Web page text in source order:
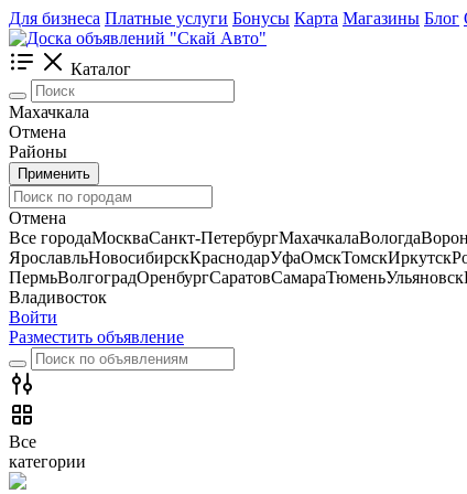
Для бизнеса Платные услуги Бонусы Карта Магазины Блог
Каталог
Махачкала
Отмена
Районы
Применить
Отмена
Все городаМоскваСанкт-ПетербургМахачкалаВологда
ЯрославльНовосибирскКраснодарУфаОмскТомскИркутск
ПермьВолгоградОренбургСаратовСамараТюменьУльяновск
Владивосток
Войти
Разместить объявление
Все
категории